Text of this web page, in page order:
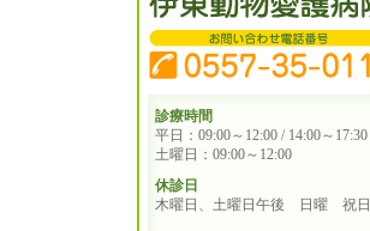
診療時間
平日：09:00～12:00 / 14:00～17:30
土曜日：09:00～12:00
休診日
木曜日、土曜日午後 日曜 祝日